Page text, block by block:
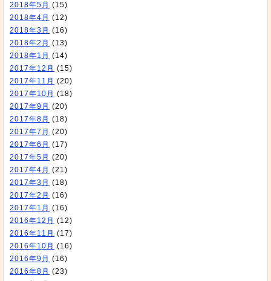
2018年5月 (15)
2018年4月 (12)
2018年3月 (16)
2018年2月 (13)
2018年1月 (14)
2017年12月 (15)
2017年11月 (20)
2017年10月 (18)
2017年9月 (20)
2017年8月 (18)
2017年7月 (20)
2017年6月 (17)
2017年5月 (20)
2017年4月 (21)
2017年3月 (18)
2017年2月 (16)
2017年1月 (16)
2016年12月 (12)
2016年11月 (17)
2016年10月 (16)
2016年9月 (16)
2016年8月 (23)